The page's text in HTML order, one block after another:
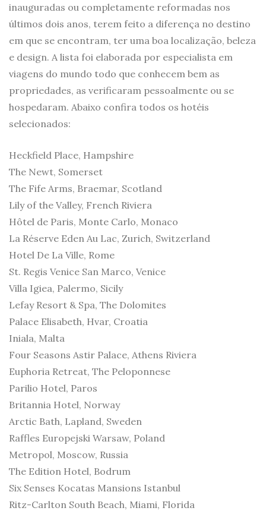
inauguradas ou completamente reformadas nos
últimos dois anos, terem feito a diferença no destino
em que se encontram, ter uma boa localização, beleza
e design. A lista foi elaborada por especialista em
viagens do mundo todo que conhecem bem as
propriedades, as verificaram pessoalmente ou se
hospedaram. Abaixo confira todos os hotéis
selecionados:
Heckfield Place, Hampshire
The Newt, Somerset
The Fife Arms, Braemar, Scotland
Lily of the Valley, French Riviera
Hôtel de Paris, Monte Carlo, Monaco
La Réserve Eden Au Lac, Zurich, Switzerland
Hotel De La Ville, Rome
St. Regis Venice San Marco, Venice
Villa Igiea, Palermo, Sicily
Lefay Resort & Spa, The Dolomites
Palace Elisabeth, Hvar, Croatia
Iniala, Malta
Four Seasons Astir Palace, Athens Riviera
Euphoria Retreat, The Peloponnese
Parilio Hotel, Paros
Britannia Hotel, Norway
Arctic Bath, Lapland, Sweden
Raffles Europejski Warsaw, Poland
Metropol, Moscow, Russia
The Edition Hotel, Bodrum
Six Senses Kocatas Mansions Istanbul
Ritz-Carlton South Beach, Miami, Florida